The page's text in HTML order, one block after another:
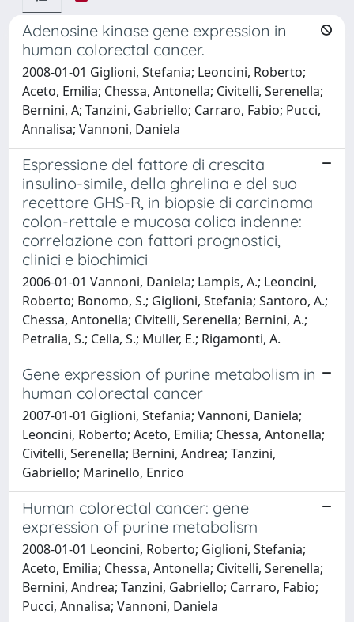
Adenosine kinase gene expression in
human colorectal cancer.
2008-01-01 Giglioni, Stefania; Leoncini, Roberto;
Aceto, Emilia; Chessa, Antonella; Civitelli, Serenella;
Bernini, A; Tanzini, Gabriello; Carraro, Fabio; Pucci,
Annalisa; Vannoni, Daniela
Espressione del fattore di crescita
insulino-simile, della ghrelina e del suo
recettore GHS-R, in biopsie di carcinoma
colon-rettale e mucosa colica indenne:
correlazione con fattori prognostici,
clinici e biochimici
2006-01-01 Vannoni, Daniela; Lampis, A.; Leoncini,
Roberto; Bonomo, S.; Giglioni, Stefania; Santoro, A.;
Chessa, Antonella; Civitelli, Serenella; Bernini, A.;
Petralia, S.; Cella, S.; Muller, E.; Rigamonti, A.
Gene expression of purine metabolism in
human colorectal cancer
2007-01-01 Giglioni, Stefania; Vannoni, Daniela;
Leoncini, Roberto; Aceto, Emilia; Chessa, Antonella;
Civitelli, Serenella; Bernini, Andrea; Tanzini,
Gabriello; Marinello, Enrico
Human colorectal cancer: gene
expression of purine metabolism
2008-01-01 Leoncini, Roberto; Giglioni, Stefania;
Aceto, Emilia; Chessa, Antonella; Civitelli, Serenella;
Bernini, Andrea; Tanzini, Gabriello; Carraro, Fabio;
Pucci, Annalisa; Vannoni, Daniela